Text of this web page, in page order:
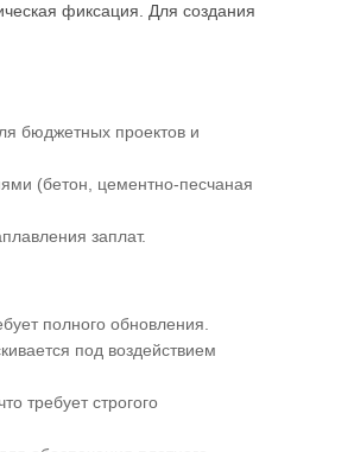
фиксация. Для создания
бюджетных проектов и
(бетон, цементно-песчаная
заплат.
полного обновления.
под воздействием
требует строгого